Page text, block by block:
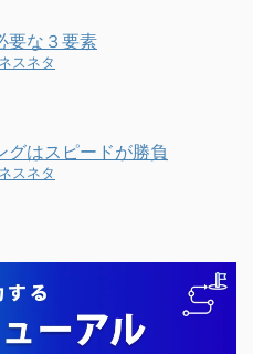
要な３要素
スネタ
グはスピードが勝負
スネタ